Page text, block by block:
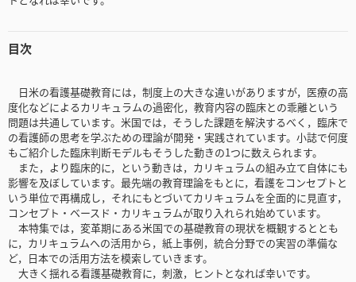
目次
日米の看護基礎教育には，制度上の大きな違いがありますが，医療の高
度化などによるカリキュラムの過密化，教育内容の臨床との乖離という
問題は共通しています。米国では，そうした課題を解決するべく，臨床で
の看護師の思考を学ぶための理論が開発・実践されています。小誌で何度
もご紹介した臨床判断モデルもそうした動きの1つに数えられます。
また，より臨床的に，という動きは，カリキュラムの組み立て自体にも
影響を及ぼしています。最先端の教育理論をもとに，看護をコンセプトと
いう単位で再構成し，それにもとづいてカリキュラムを全面的に見直す，
コンセプト・ベースド・カリキュラムが取り入れられ始めています。
本特集では，変革期にある米国での基礎教育の現状を概観するととも
に，カリキュラムへの活用から，紙上事例，統合分野での実習の準備な
ど，日本での活用方法を模索していきます。
大きく揺れる看護基礎教育に，刺激，ヒントとなれば幸いです。